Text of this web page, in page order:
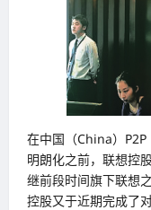
在中国（China）
明朗化之前，联想控
继前段时间旗下联想
控股又于近期完成了